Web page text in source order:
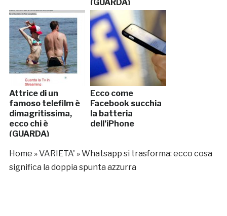
(GUARDA)
Attrice di un
famoso telefilm è
dimagritissima,
ecco chi è
(GUARDA)
Ecco come
Facebook succhia
la batteria
dell’iPhone
Home »VARIETA' »Whatsapp si trasforma: ecco cosa
significa la doppia spunta azzurra